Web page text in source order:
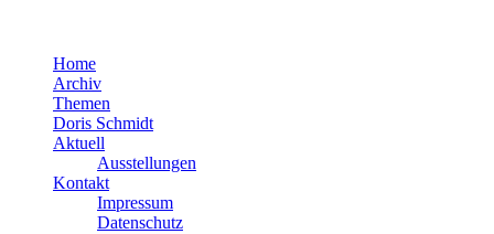
Home
Archiv
Themen
Doris Schmidt
Aktuell
Ausstellungen
Kontakt
Impressum
Datenschutz